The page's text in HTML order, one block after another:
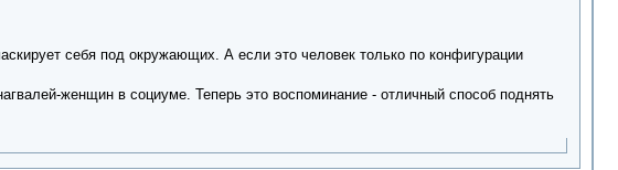
себя под окружающих. А если это человек только по конфигурации
женщин в социуме. Теперь это воспоминание - отличный способ поднять